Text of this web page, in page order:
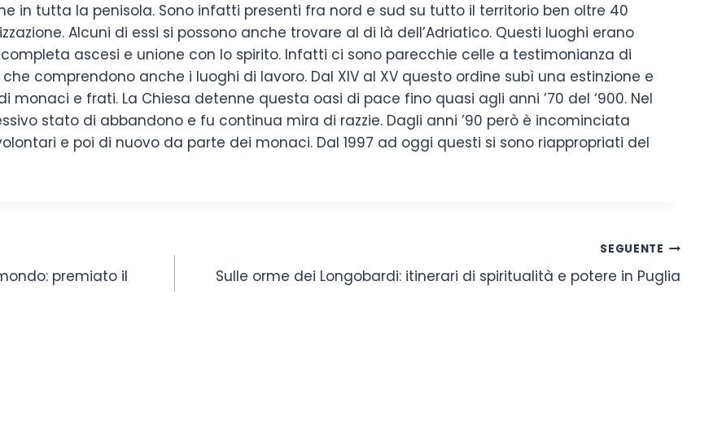
in tutta la penisola. Sono infatti presenti fra nord e sud su tutto il territorio ben oltre 40
Alcuni di essi si possono anche trovare al di là dell’Adriatico. Questi luoghi erano
ascesi e unione con lo spirito. Infatti ci sono parecchie celle a testimonianza di
comprendono anche i luoghi di lavoro. Dal XIV al XV questo ordine subì una estinzione e
monaci e frati. La Chiesa detenne questa oasi di pace fino quasi agli anni ’70 del ‘900. Nel
stato di abbandono e fu continua mira di razzie. Dagli anni ’90 però è incominciata
e poi di nuovo da parte dei monaci. Dal 1997 ad oggi questi si sono riappropriati del
premiato il
SEGUENTE
Sulle orme dei Longobardi: itinerari di spiritualità e potere in Puglia